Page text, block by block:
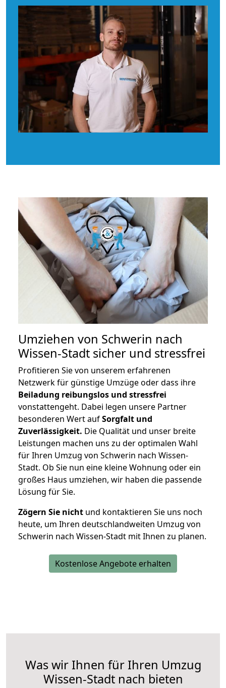
Umziehen von Schwerin nach
Wissen-Stadt sicher und stressfrei
Profitieren Sie von unserem erfahrenen
Netzwerk für günstige Umzüge oder dass ihre
Beiladung reibungslos und stressfrei
vonstattengeht. Dabei legen unsere Partner
besonderen Wert aufSorgfalt und
Zuverlässigkeit. Die Qualität und unser breite
Leistungen machen uns zu der optimalen Wahl
für Ihren Umzug von Schwerin nach Wissen-
Stadt. Ob Sie nun eine kleine Wohnung oder ein
großes Haus umziehen, wir haben die passende
Lösung für Sie.
Zögern Sie nicht und kontaktieren Sie uns noch
heute, um Ihren deutschlandweiten Umzug von
Schwerin nach Wissen-Stadt mit Ihnen zu planen.
Kostenlose Angebote erhalten
Was wir Ihnen für Ihren Umzug
Wissen-Stadt nach bieten